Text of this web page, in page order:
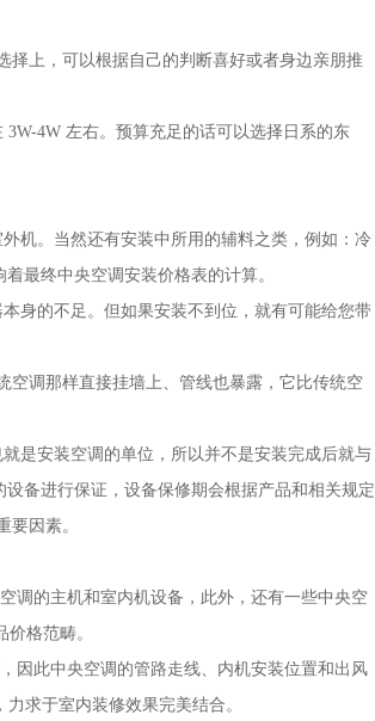
择上，可以根据自己的判断喜好或者身边亲朋推
4W 左右。预算充足的话可以选择日系的东
。当然还有安装中所用的辅料之类，例如：冷
最终中央空调安装价格表的计算。
的不足。但如果安装不到位，就有可能给您带
调那样直接挂墙上、管线也暴露，它比传统空
安装空调的单位，所以并不是安装完成后就与
备进行保证，设备保修期会根据产品和相关规定
因素。
的主机和室内机设备，此外，还有一些中央空
格范畴。
此中央空调的管路走线、内机安装位置和出风
求于室内装修效果完美结合。